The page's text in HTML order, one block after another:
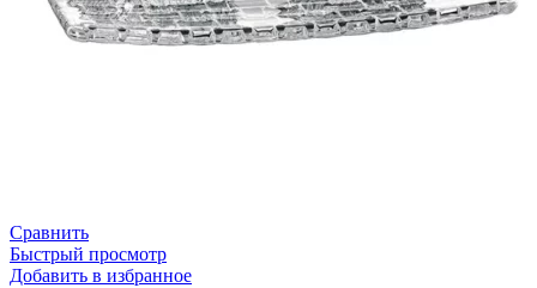
Сравнить
Быстрый просмотр
Добавить в избранное